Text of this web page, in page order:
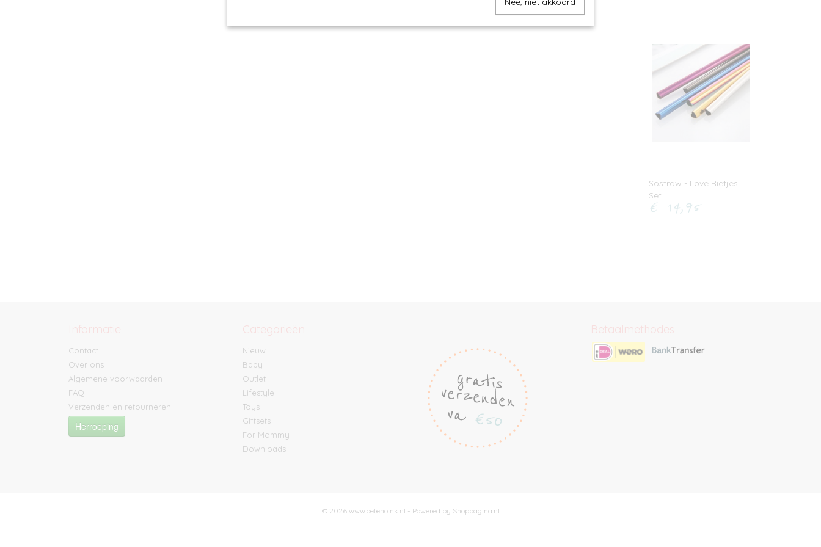
Sostraw - Love Rietjes
Set
€ 14,95
Informatie
Contact
Over ons
Algemene voorwaarden
FAQ
Verzenden en retourneren
Herroeping
Categorieën
Nieuw
Baby
Outlet
Lifestyle
Toys
Giftsets
For Mommy
Downloads
Betaalmethodes
© 2026 www.oefenoink.nl - Powered by Shoppagina.nl